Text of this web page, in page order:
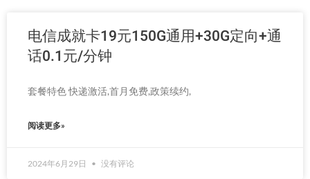
电信成就卡19元150G通用+30G定向+通
话0.1元/分钟
套餐特色 快递激活,首月免费,政策续约,
阅读更多»
2024年6月29日 没有评论